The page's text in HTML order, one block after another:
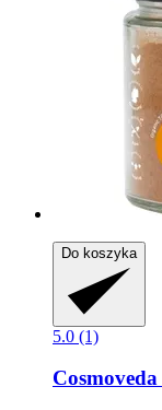
Do koszyka
5.0 (1)
Cosmoveda